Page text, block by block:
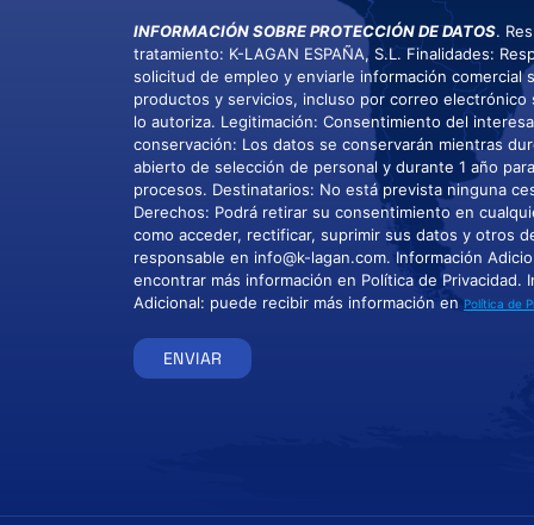
INFORMACIÓN SOBRE PROTECCIÓN DE DATOS.
tratamiento: K-LAGAN ESPAÑA, S.L. Finalidades:
solicitud de empleo y enviarle información comercial
productos y servicios, incluso por correo electrónico
lo autoriza. Legitimación: Consentimiento del
conservación: Los datos se conservarán mientras
abierto de selección de personal y durante 1 año
procesos. Destinatarios: No está prevista ninguna
Derechos: Podrá retirar su consentimiento en
como acceder, rectificar, suprimir sus datos y otros
responsable en info@k-lagan.com. Información
encontrar más información en Política de Privacidad.
Adicional: puede recibir más información en Política de
ENVIAR